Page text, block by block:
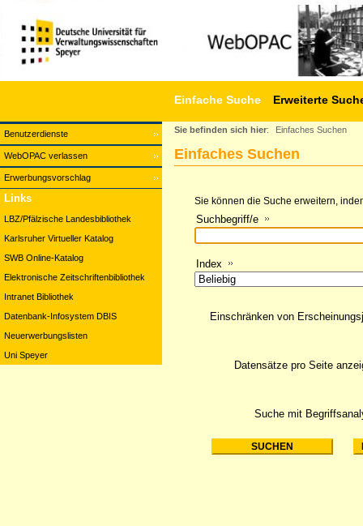
Benutzerdienste
WebOPAC verlassen
Erwerbungsvorschlag
Einfache Suche Erweiterte
Links
LBZ/Pfälzische Landesbibliothek
Karlsruher Virtueller Katalog
SWB Online-Katalog
Elektronische Zeitschriftenbibliothek
Intranet Bibliothek
Datenbank-Infosystem DBIS
Neuerwerbungslisten
Uni Speyer
Sie befinden sich hier: Einfaches Suchen
Einfaches Suchen
Sie können die Suche erweitern,
Suchbegriff/e
Index
Suche mit
Einschränken von
Datensätze pro Seite